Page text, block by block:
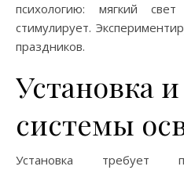
психологию: мягкий
стимулирует.
праздников.
Установка
системы
Установка требует